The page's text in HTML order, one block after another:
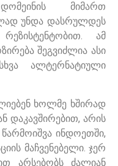
მიმართ
უნდა დასრულდეს
ამ
შეგვიძლია ასი
ალტერნატიული
ხოლმე ხშირად
დაკავშირებით, არის
ინდოეთში,
მაჩვენებელი. ჯერ
არსებობს ძალიან